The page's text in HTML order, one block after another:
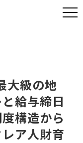
大級の地
給与締日
構造から
ア人財育